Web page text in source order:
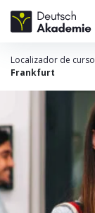
Localizador de
Frankfurt